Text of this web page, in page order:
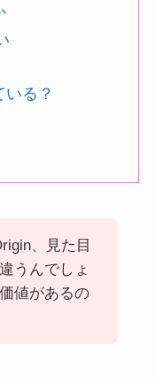
る？
、見た目
うんでしょ
値があるの